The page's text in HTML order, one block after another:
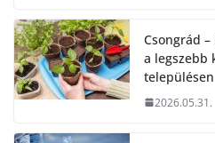
Csongrád
a legszebb
településen
2026.05.31.